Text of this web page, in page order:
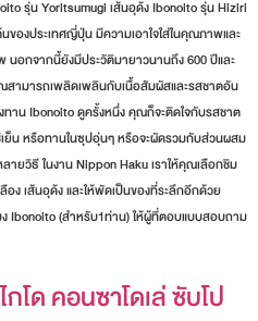
รุ่น Yoritsumugi เส้นอุด้ง Ibonoito รุ่น Hiziri
องประเทศญี่ปุ่น มีความเอาใจใส่ในคุณภาพและ
นอกจากนี้ยังมีประวัติมายาวนานถึง 600 ปีและ
ามารถเพลิดเพลินกับเนื้อสัมผัสและรสชาตอัน
ทาน Ibonoito ดูครั้งหนึ่ง คุณก็จะติดใจกับรสชาต
น หรือทานในซุปอุ่นๆ หรือจะผัดรวมกับส่วนผสม
ยวิธี ในงาน Nippon Haku เราให้คุณเลือกชิม
อง เส้นอุด้ง และให้พัดเป็นของที่ระลึกอีกด้วย
Ibonoito (สำหรับ1ท่าน) ให้ผู้ที่ตอบแบบสอบถาม
ด คอนซาโดเล่ ซับโป